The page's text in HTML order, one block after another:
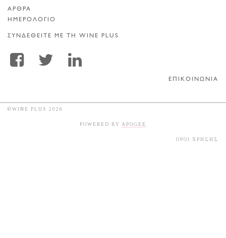
ΑΡΘΡΑ
ΗΜΕΡΟΛΟΓΙΟ
ΣΥΝΔΕΘΕΙΤΕ ΜΕ ΤΗ WINE PLUS
ΕΠΙΚΟΙΝΩΝΙΑ
©WINE PLUS 2026
POWERED BY APOGEE
ΟΡΟΙ ΧΡΗΣΗΣ